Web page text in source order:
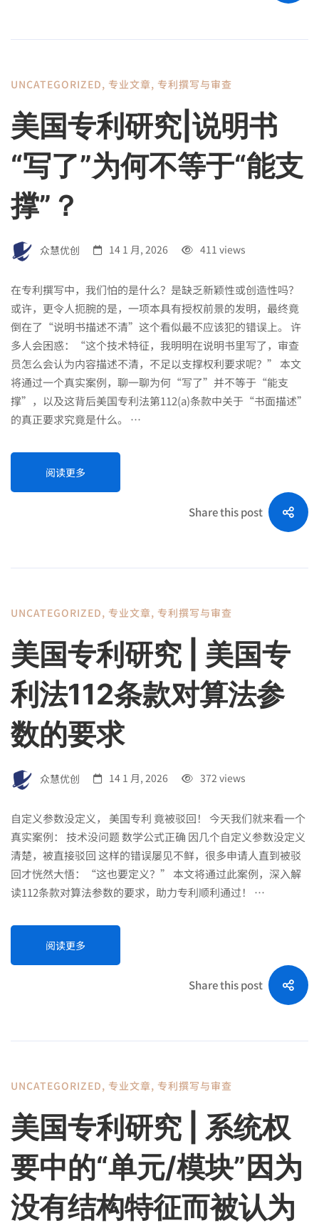
UNCATEGORIZED, 专业文章, 专利撰写与审查
美国专利研究|说明书
“写了”为何不等于“能支
撑”？
众慧优创 14 1 月, 2026 411 views
在专利撰写中，我们怕的是什么？是缺乏新颖性或创造性吗？
或许，更令人扼腕的是，一项本具有授权前景的发明，最终竟
倒在了“说明书描述不清”这个看似最不应该犯的错误上。 许
多人会困惑：“这个技术特征，我明明在说明书里写了，审查
员怎么会认为内容描述不清，不足以支撑权利要求呢？” 本文
将通过一个真实案例，聊一聊为何“写了”并不等于“能支
撑”，以及这背后美国专利法第112(a)条款中关于“书面描述”
的真正要求究竟是什么。 …
阅读更多
Share this post
UNCATEGORIZED, 专业文章, 专利撰写与审查
美国专利研究 | 美国专
利法112条款对算法参
数的要求
众慧优创 14 1 月, 2026 372 views
自定义参数没定义， 美国专利 竟被驳回！ 今天我们就来看一个
真实案例： 技术没问题 数学公式正确 因几个自定义参数没定义
清楚，被直接驳回 这样的错误屡见不鲜，很多申请人直到被驳
回才恍然大悟：“这也要定义？” 本文将通过此案例，深入解
读112条款对算法参数的要求，助力专利顺利通过！ …
阅读更多
Share this post
UNCATEGORIZED, 专业文章, 专利撰写与审查
美国专利研究 | 系统权
要中的“单元/模块”因为
没有结构特征而被认为